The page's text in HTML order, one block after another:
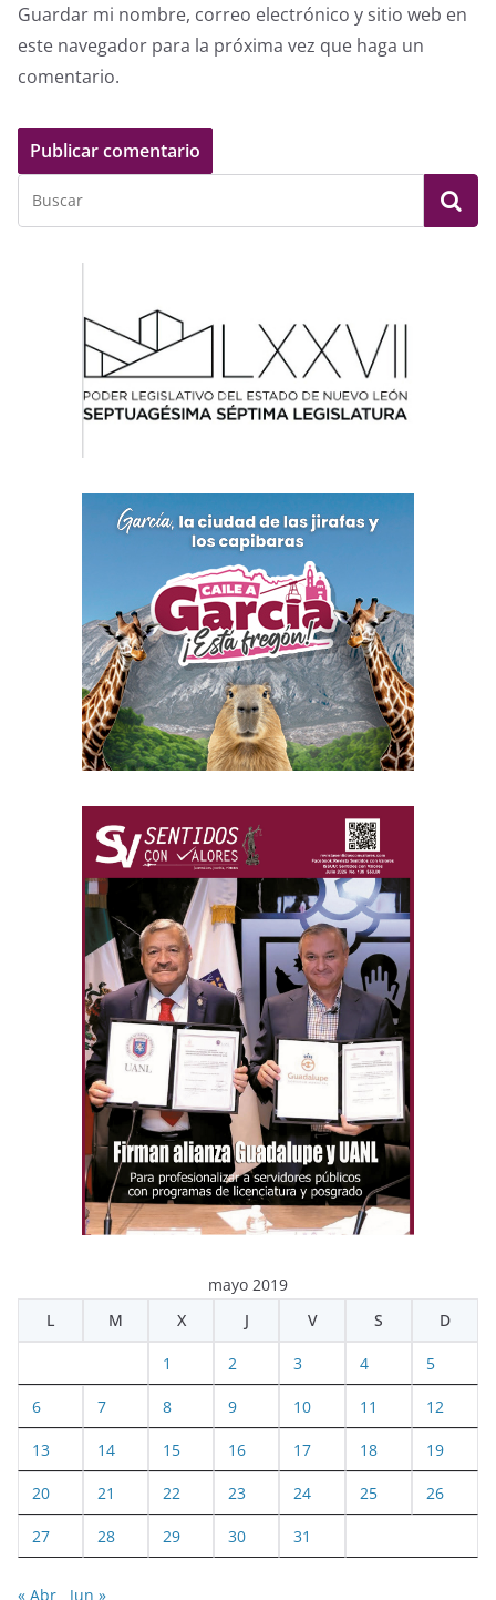
Guardar mi nombre, correo electrónico y sitio web en
este navegador para la próxima vez que haga un
comentario.
mayo 2019
L
M X J V S D
1 2 3 4 5
6 7 8 9 10 11 12
13 14 15 16 17 18 19
20 21 22 23 24 25 26
27 28 29 30 31
« Abr Jun »